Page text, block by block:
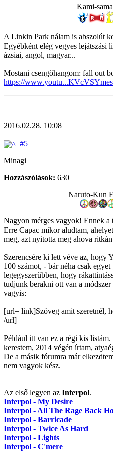
Kami-
A Linkin Park nálam is abszolút
Egyébként elég vegyes lejátszási
ázsiai, angol, magyar...
Mostani csengőhangom: fall out
https://
2016.02.28. 10:08
#5
Minagi
Hozzászólások: 630
Naruto-Kun
Nagyon mérges vagyok! Ennek a
Erre Capac mikor aludtam,
meg, azt nyitotta meg ahova
Szerencsére ki lett véve az, hogy
100 számot, - bár néha csak
legegyszerűbben, hogy
tudjunk berakni ott van a
vagyis:
[url= link]Szöveg amit szeretnél,
/url]
Például itt van ez a régi kis
kerestem, 2014 végén írtam,
De a másik fórumra már
nem vagyok kész.
Az első legyen az Interpol.
Interpol - My Desire
Interpol - All The Rage Back
Interpol - Barricade
Interpol - Twice As Hard
Interpol - Lights
Interpol - C'mere